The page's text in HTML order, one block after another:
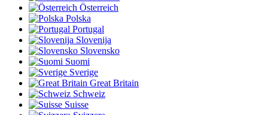
Österreich
Polska
Portugal
Slovenija
Slovensko
Suomi
Sverige
Great Britain
Schweiz
Suisse